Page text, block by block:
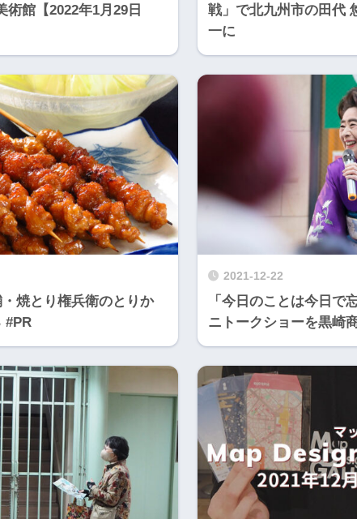
館【2022年1月29日
戦」で北九州市の田代
一に
焼とり権兵衛のとりか
#PR
2021-12-22
「今日のことは今日で
ニトークショーを黒崎